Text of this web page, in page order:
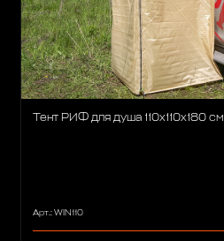
Тент РИФ для душа 110x110x180 см
Арт.: WIN110